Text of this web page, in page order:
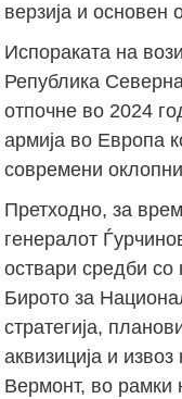
верзија и основен
Испораката на
Република
отпочне во 2024
армија во Европа
современи
Претходно, за
генералот
оствари средби со
Бирото за
стратегија,
аквизиција и
Вермонт, во рамки